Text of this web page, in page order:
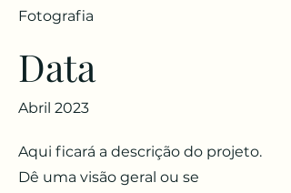
Fotografia
Data
Abril 2023
Aqui ficará a descrição do projeto.
Dê uma visão geral ou se